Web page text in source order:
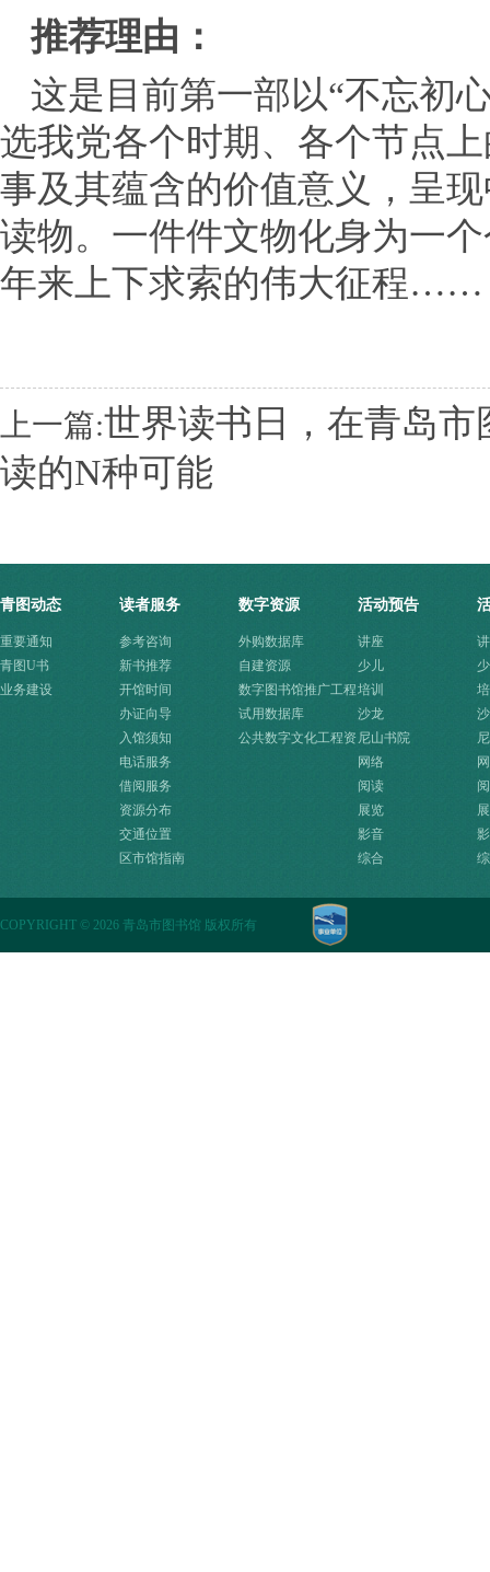
推荐理由：
这是目前第一部以“不忘初
选我党各个时期、各个节点
事及其蕴含的价值意义，呈
读物。一件件文物化身为一
年来上下求索的伟大征程
上一篇:世界读书日，在青岛市
读的N种可能
青图动态
重要通知
青图U书
业务建设
读者服务
参考咨询
新书推荐
开馆时间
办证向导
入馆须知
电话服务
借阅服务
资源分布
交通位置
区市馆指南
数字资源
外购数据库
自建资源
数字图书馆推广工程
资源
试用数据库
公共数字文化工程资
活动预告
讲座
少儿
培训
沙龙
尼山书院
网络
阅读
展览
影音
综合
COPYRIGHT © 2026 青岛市图书馆 版权所有